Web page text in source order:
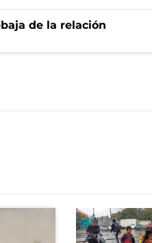
de la relación